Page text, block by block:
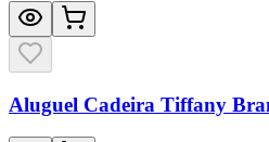
Aluguel Cadeira Tiffany